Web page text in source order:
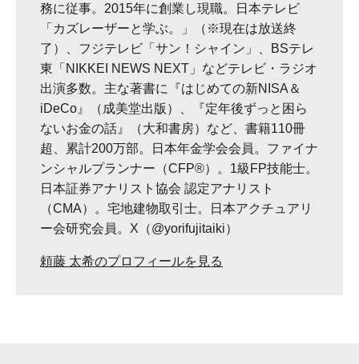
務に従事。2015年に創業し現職。日本テレビ
「カズレーザーと学ぶ。」（※現在は放送終
了）、フジテレビ「サン！シャイン」、BSテレ
東「NIKKEI NEWS NEXT」などテレビ・ラジオ
出演多数。主な著書に『はじめての新NISA＆
iDeCo』（成美堂出版）、『定年後ずっと困ら
ないお金の話』（大和書房）など、書籍110冊
超、累計200万部。日本年金学会会員。ファイナ
ンシャルプランナー（CFP®）。1級FP技能士。
日本証券アナリスト協会 認定アナリスト
（CMA）。宅地建物取引士。日本アクチュアリ
ー会研究会員。X（@yorifujitaiki）
頼藤 太希のプロフィールを見る